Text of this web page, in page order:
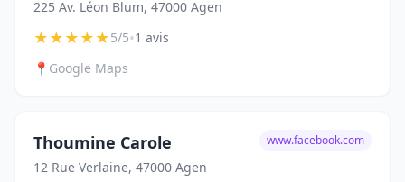
225 Av. Léon Blum, 47000 Agen
★★★★★5/5•1 avis
📍 Google Maps
Thoumine Carole
12 Rue Verlaine, 47000 Agen
www.facebook.com